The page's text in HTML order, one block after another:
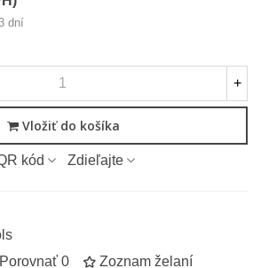
dní
+
Vložiť do košíka
kód Zdieľajte
Porovnať 0 Zoznam želaní